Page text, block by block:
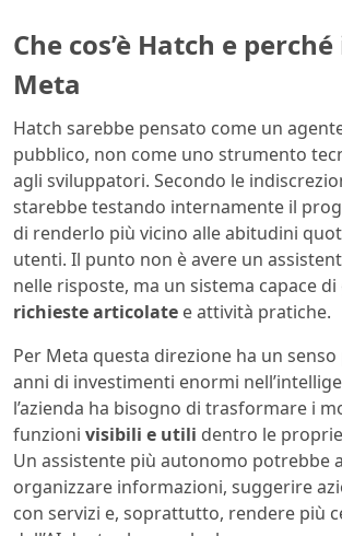
Che cos’è Hatch e
Meta
Hatch sarebbe pensato come un
pubblico, non come uno strumento
agli sviluppatori. Secondo le
starebbe testando internamente il
di renderlo più vicino alle abitudini
utenti. Il punto non è avere un
nelle risposte, ma un sistema capace
richieste articolate e attività pratiche.
Per Meta questa direzione ha un
anni di investimenti enormi
l’azienda ha bisogno di trasformare i
funzioni visibili e utili dentro le
Un assistente più autonomo potrebbe
organizzare informazioni, suggerire
con servizi e, soprattutto, rendere più